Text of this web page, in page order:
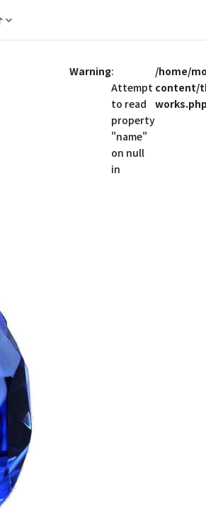
Warning:
Attempt
to read
property
"name"
on null
in
/home/
content/
works.php